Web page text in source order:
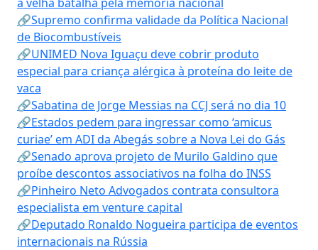
🔗Supremo confirma validade da Política Nacional
de Biocombustíveis
🔗UNIMED Nova Iguaçu deve cobrir produto
especial para criança alérgica à proteína do leite de
vaca
🔗Sabatina de Jorge Messias na CCJ será no dia 10
🔗Estados pedem para ingressar como ‘amicus
curiae’ em ADI da Abegás sobre a Nova Lei do Gás
🔗Senado aprova projeto de Murilo Galdino que
proíbe descontos associativos na folha do INSS
🔗Pinheiro Neto Advogados contrata consultora
especialista em venture capital
🔗Deputado Ronaldo Nogueira participa de eventos
internacionais na Rússia